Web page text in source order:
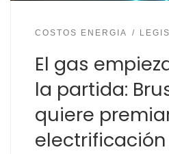
COSTOS ENERGIA
El gas
la partida:
quiere